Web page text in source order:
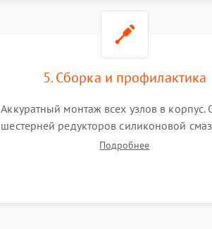
5. Сборка и профилактика
Аккуратный монтаж всех узлов в корпус.
шестерней редукторов силиконовой
для снижения шума. Установка новых
Подробнее